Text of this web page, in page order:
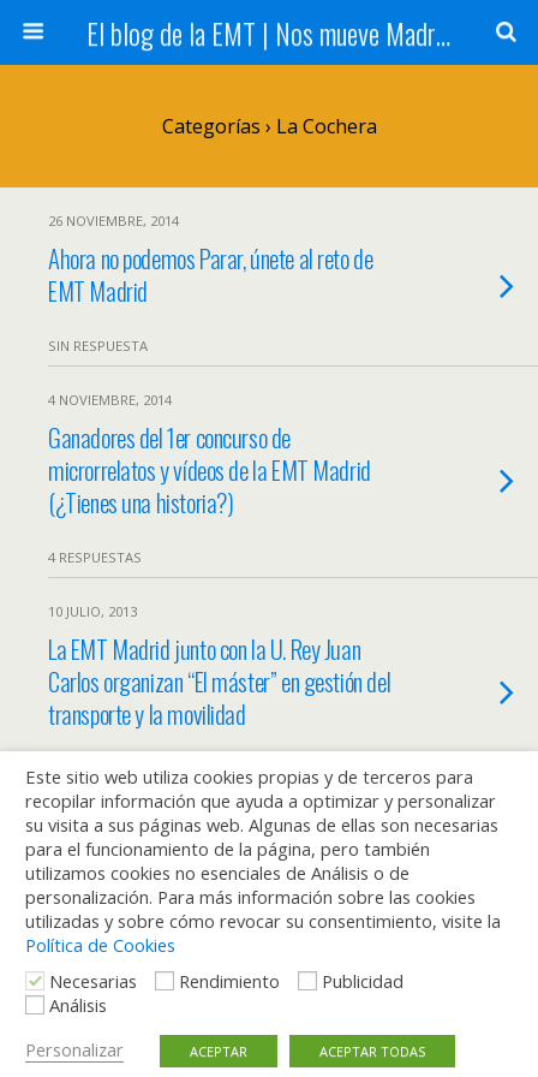
El blog de la EMT | Nos mueve Madrid
Categorías › La Cochera
26 NOVIEMBRE, 2014
Ahora no podemos Parar, únete al reto de
EMT Madrid
SIN RESPUESTA
4 NOVIEMBRE, 2014
Ganadores del 1er concurso de
microrrelatos y vídeos de la EMT Madrid
(¿Tienes una historia?)
4 RESPUESTAS
10 JULIO, 2013
La EMT Madrid junto con la U. Rey Juan
Carlos organizan “El máster” en gestión del
transporte y la movilidad
3 RESPUESTAS
28 DICIEMBRE, 2012
Los Santos Inocentes tienen historia
SIN RESPUESTA
Móvil Escritorio
Este sitio web utiliza cookies propias y de terceros para
recopilar información que ayuda a optimizar y personalizar
su visita a sus páginas web. Algunas de ellas son necesarias
para el funcionamiento de la página, pero también
utilizamos cookies no esenciales de Análisis o de
personalización. Para más información sobre las cookies
utilizadas y sobre cómo revocar su consentimiento, visite la
Política de Cookies
Necesarias
Rendimiento
Publicidad
Análisis
Personalizar
ACEPTAR ACEPTAR TODAS